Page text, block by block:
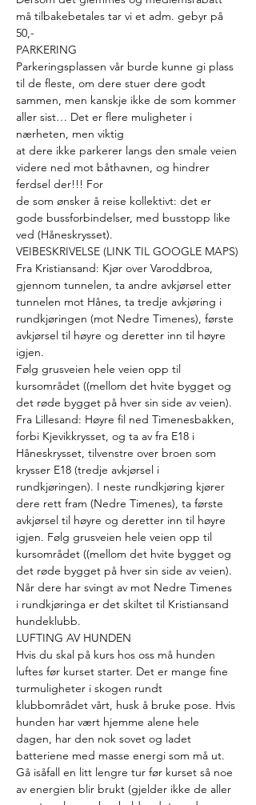
må tilbakebetales tar vi et adm. gebyr på
50,-
PARKERING
Parkeringsplassen vår burde kunne gi plass
til de fleste, om dere stuer dere godt
sammen, men kanskje ikke de som kommer
aller sist… Det er flere muligheter i
nærheten, men viktig
at dere ikke parkerer langs den smale veien
videre ned mot båthavnen, og hindrer
ferdsel der!!! For
de som ønsker å reise kollektivt: det er
gode bussforbindelser, med busstopp like
ved (Håneskrysset).
VEIBESKRIVELSE (LINK TIL GOOGLE MAPS)
Fra Kristiansand: Kjør over Varoddbroa,
gjennom tunnelen, ta andre avkjørsel etter
tunnelen mot Hånes, ta tredje avkjøring i
rundkjøringen (mot Nedre Timenes), første
avkjørsel til høyre og deretter inn til høyre
igjen.
Følg grusveien hele veien opp til
kursområdet ((mellom det hvite bygget og
det røde bygget på hver sin side av veien).
Fra Lillesand: Høyre fil ned Timenesbakken,
forbi Kjevikkrysset, og ta av fra E18 i
Håneskrysset, tilvenstre over broen som
krysser E18 (tredje avkjørsel i
rundkjøringen). I neste rundkjøring kjører
dere rett fram (Nedre Timenes), ta første
avkjørsel til høyre og deretter inn til høyre
igjen. Følg grusveien hele veien opp til
kursområdet ((mellom det hvite bygget og
det røde bygget på hver sin side av veien).
Når dere har svingt av mot Nedre Timenes
i rundkjøringa er det skiltet til Kristiansand
hundeklubb.
LUFTING AV HUNDEN
Hvis du skal på kurs hos oss må hunden
luftes før kurset starter. Det er mange fine
turmuligheter i skogen rundt
klubbområdet vårt, husk å bruke pose. Hvis
hunden har vært hjemme alene hele
dagen, har den nok sovet og ladet
batteriene med masse energi som må ut.
Gå isåfall en litt lengre tur før kurset så noe
av energien blir brukt (gjelder ikke de aller